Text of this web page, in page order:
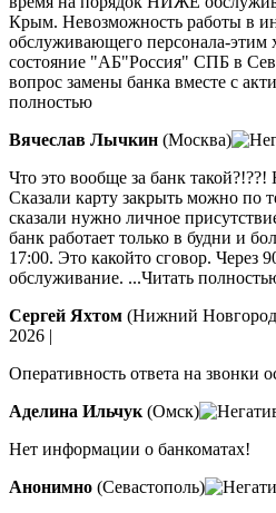
Крым. Невозможность работы в
обслуживающего персонала-этим
состояние "АБ"Россия" СПБ в
вопрос замены банка вместе с
полностью
Вячеслав Лычкин (Москва)
Что это вообще за банк
Сказали карту закрыть можно по
сказали нужно личное
банк работает только в будни и
17:00. Это какойто сговор. Через
обслуживание. ...Читать
Сергей Яхтом (Нижний
2026 |
Оперативность ответа на звонки
Аделина Ильчук (Омск)
Нет информации о банкоматах!
Анонимно (Севастополь)